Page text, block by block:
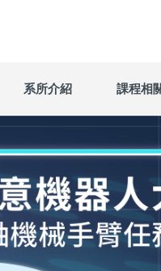
系所介紹 課程相